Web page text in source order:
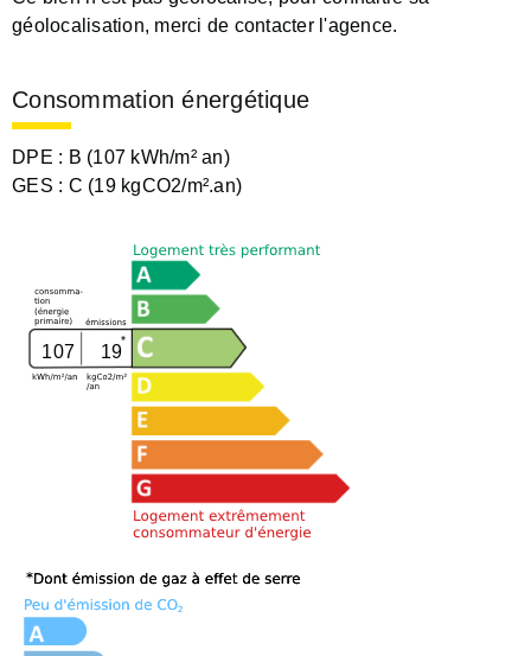
géolocalisation, merci de contacter l'agence.
Consommation énergétique
DPE : B (107 kWh/m² an)
GES : C (19 kgCO2/m².an)
107 19